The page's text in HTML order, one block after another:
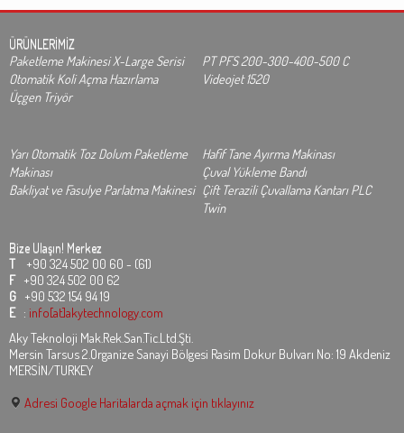
ÜRÜNLERİMİZ
Paketleme Makinesi X-Large Serisi
PT PFS 200-300-400-500 C
Otomatik Koli Açma Hazırlama
Videojet 1520
Üçgen Triyör
Yarı Otomatik Toz Dolum Paketleme
Makinası
Hafif Tane Ayırma Makinası
Çuval Yükleme Bandı
Bakliyat ve Fasulye Parlatma Makinesi Çift Terazili Çuvallama Kantarı PLC
Twin
Bize Ulaşın! Merkez
T +90 324 502 00 60 - (61)
F +90 324 502 00 62
G +90 532 154 94 19
E : info[at]akytechnology.com
Aky Teknoloji Mak.Rek.San.Tic.Ltd.Şti.
Mersin Tarsus 2.Organize Sanayi Bölgesi Rasim Dokur Bulvarı No: 19 Akdeniz
MERSİN/TURKEY
Adresi Google Haritalarda açmak için tıklayınız